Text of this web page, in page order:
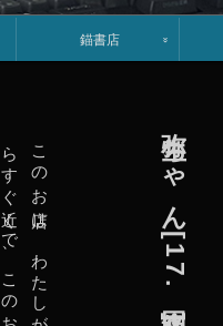
錨書店
特定商取引法に基づく表示
弥生ちゃん [17.同級生・・・]